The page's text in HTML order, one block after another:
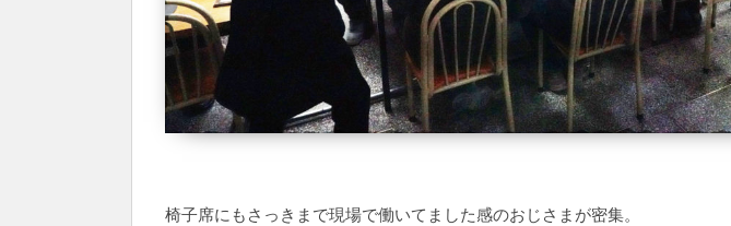
椅子席にもさっきまで現場で働いてました感のおじさまが密集。